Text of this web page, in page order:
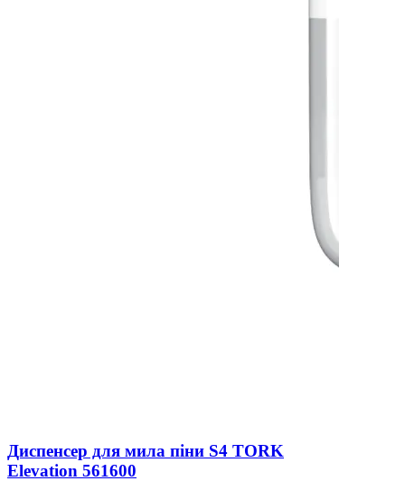
Диспенсер для мила піни S4 TORK
Elevation 561600